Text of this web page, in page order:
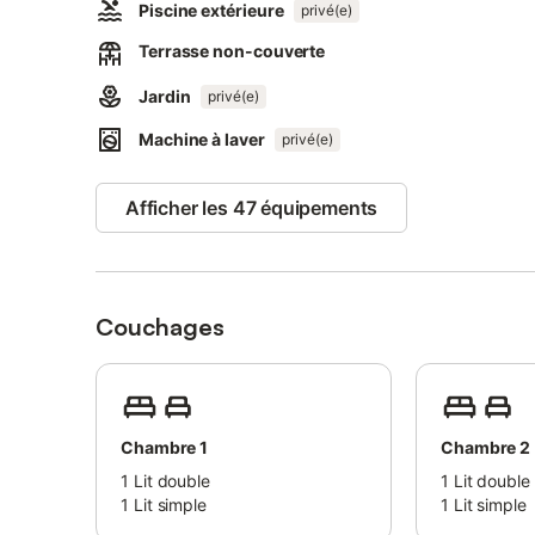
Possibilité d'accueil 10 personnes et possible jusqu'à 12
avril à fin octobre ou en dehors de cette période, sur
réfrigérateur congélateur, grille-pain, machine à café,
canapés dont 1 convertible, chaine HiFi, et lecteur
Toutes les literies sont neuves et les chambres
* un beau jardin clos et arboré
* une piscine hors sol en bois (privative), bains de soleil
Piscine extérieure privé(e)
Terrasse non-couverte
Jardin privé(e)
Machine à laver privé(e)
Afficher les 47 équipements
Couchages
Chambre 1
1 Lit double
1 Lit simple
Chambre 2
1 Lit double
1 Lit simple